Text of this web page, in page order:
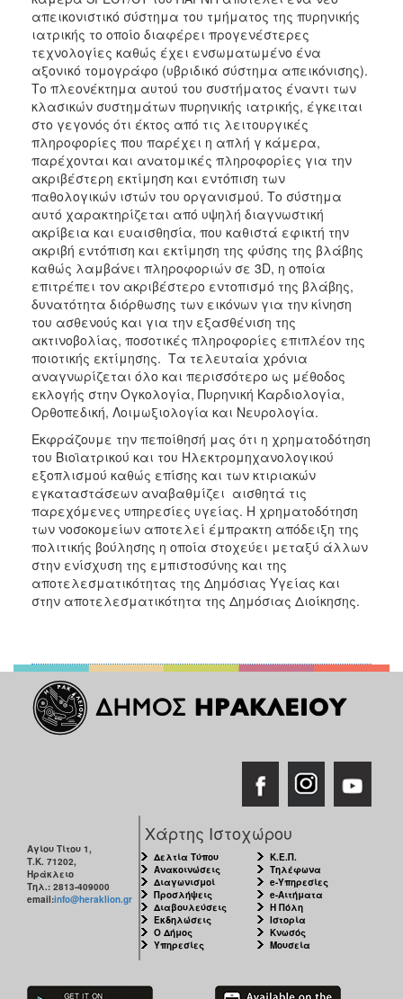
απεικονιστικό σύστημα του τμήματος της πυρηνικής
ιατρικής το οποίο διαφέρει προγενέστερες
τεχνολογίες καθώς έχει ενσωματωμένο ένα
αξονικό τομογράφο (υβριδικό σύστημα απεικόνισης).
Το πλεονέκτημα αυτού του συστήματος έναντι των
κλασικών συστημάτων πυρηνικής ιατρικής, έγκειται
στο γεγονός ότι έκτος από τις λειτουργικές
πληροφορίες που παρέχει η απλή γ κάμερα,
παρέχονται και ανατομικές πληροφορίες για την
ακριβέστερη εκτίμηση και εντόπιση των
παθολογικών ιστών του οργανισμού. Το σύστημα
αυτό χαρακτηρίζεται από υψηλή διαγνωστική
ακρίβεια και ευαισθησία, που καθιστά εφικτή την
ακριβή εντόπιση και εκτίμηση της φύσης της βλάβης
καθώς λαμβάνει πληροφοριών σε 3D, η οποία
επιτρέπει τον ακριβέστερο εντοπισμό της βλάβης,
δυνατότητα διόρθωσης των εικόνων για την κίνηση
του ασθενούς και για την εξασθένιση της
ακτινοβολίας, ποσοτικές πληροφορίες επιπλέον της
ποιοτικής εκτίμησης. Τα τελευταία χρόνια
αναγνωρίζεται όλο και περισσότερο ως μέθοδος
εκλογής στην Ογκολογία, Πυρηνική Καρδιολογία,
Ορθοπεδική, Λοιμωξιολογία και Νευρολογία.
Εκφράζουμε την πεποίθησή μας ότι η χρηματοδότηση
του Βιοϊατρικού και του Ηλεκτρομηχανολογικού
εξοπλισμού καθώς επίσης και των κτιριακών
εγκαταστάσεων αναβαθμίζει αισθητά τις
παρεχόμενες υπηρεσίες υγείας. Η χρηματοδότηση
των νοσοκομείων αποτελεί έμπρακτη απόδειξη της
πολιτικής βούλησης η οποία στοχεύει μεταξύ άλλων
στην ενίσχυση της εμπιστοσύνης και της
αποτελεσματικότητας της Δημόσιας Υγείας και
στην αποτελεσματικότητα της Δημόσιας Διοίκησης.
Αγίου Τίτου 1,
Τ.Κ. 71202,
Ηράκλειο
Τηλ.: 2813-409000
email:info@heraklion.gr
Χάρτης Ιστοχώρου
Δελτία Τύπου
Ανακοινώσεις
Διαγωνισμοί
Προσλήψεις
Διαβουλεύσεις
Εκδηλώσεις
Ο Δήμος
Υπηρεσίες
Κ.Ε.Π.
Τηλέφωνα
e-Υπηρεσίες
e-Αιτήματα
Η Πόλη
Ιστορία
Κνωσός
Μουσεία